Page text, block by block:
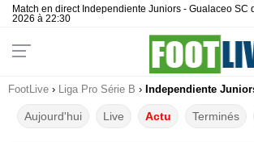
Match en direct Independiente Juniors - Gualaceo SC
2026 à 22:30
FootLive › Liga Pro Série B › Independiente
Aujourd'hui Live Actu Terminés